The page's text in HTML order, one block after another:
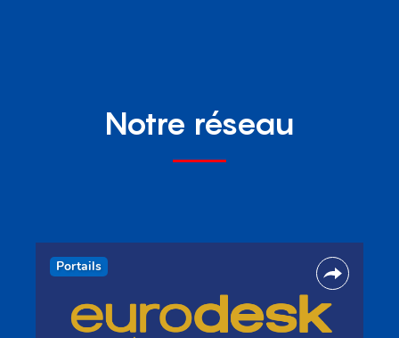
Notre réseau
Portails